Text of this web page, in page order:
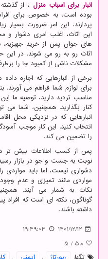
انبار برای اسباب منزل ، از
بوده است. به خصوص برای
پردازند، این امر ضرورت بسیار
این اثاث، اغلب امری دشوار
های جوان پس از خرید جهیزیه،
اثاث رو به رو می شوند. در این
مشکلات ناشی از کمبود جا را
برخی از انبارهایی که اجاره
برای لوازم شما فراهم می آورند.
مناسب تردید دارید، توصیه ما
کنار بگذارید. همچنین، شما می
انبارهایی که در نزدیکی محل
انتخاب کنید. این کار موجب
را تضمین می کند.
پس از کسب اطلاعات بیش تر
نوبت به جست و جو در بازار
دشواری نیست، اما باید مواردی
مواردی مانند تمیزی و عدم
نکات به شمار می آیند.
گوناگون، نکته ای است که افراد
داشته باشند.
1401/12/12
19:49:04
5.0
/
5